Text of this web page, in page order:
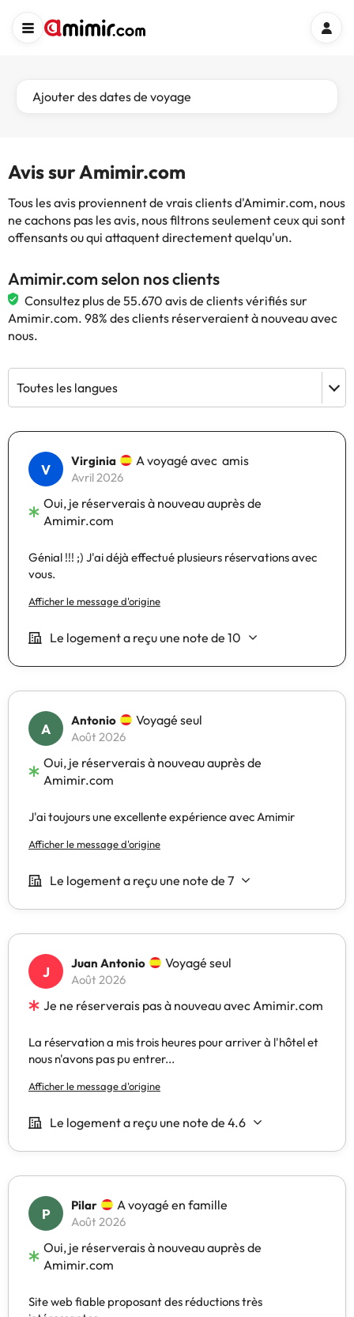
Ajouter des dates de voyage
Avis sur Amimir.com
Tous les avis proviennent de vrais clients d'Amimir.com, nous
ne cachons pas les avis, nous filtrons seulement ceux qui sont
offensants ou qui attaquent directement quelqu'un.
Amimir.com selon nos clients
Consultez plus de 55.670 avis de clients vérifiés sur
Amimir.com. 98% des clients réserveraient à nouveau avec
nous.